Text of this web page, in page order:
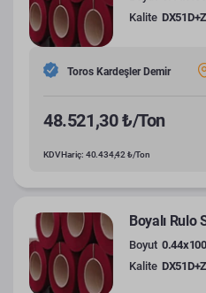
Kalite DX51D+Z
Toros Kardeşler Demir
48.521,30 ₺/Ton
KDV Hariç: 40.434,42 ₺/Ton
Boyalı Rulo
Boyut
Kalite DX51D+Z